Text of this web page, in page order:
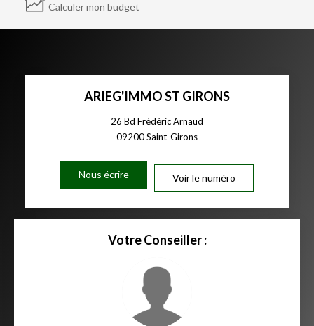
Calculer mon budget
ARIEG'IMMO ST GIRONS
26 Bd Frédéric Arnaud
09200Saint-Girons
Nous écrire Voir le numéro
Votre Conseiller :